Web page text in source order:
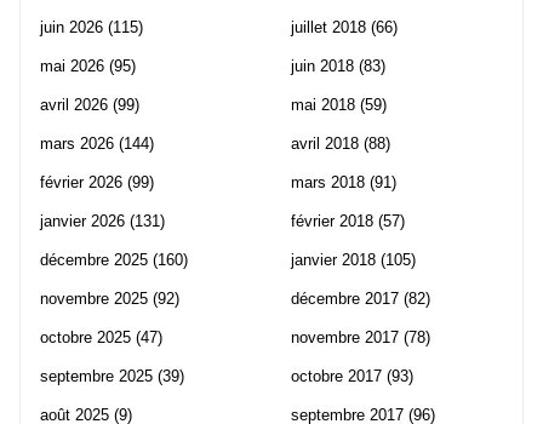
juin 2026 (115)
mai 2026 (95)
avril 2026 (99)
mars 2026 (144)
février 2026 (99)
janvier 2026 (131)
décembre 2025 (160)
novembre 2025 (92)
octobre 2025 (47)
septembre 2025 (39)
août 2025 (9)
juillet 2018 (66)
juin 2018 (83)
mai 2018 (59)
avril 2018 (88)
mars 2018 (91)
février 2018 (57)
janvier 2018 (105)
décembre 2017 (82)
novembre 2017 (78)
octobre 2017 (93)
septembre 2017 (96)